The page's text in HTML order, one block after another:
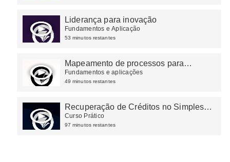
Liderança para inovação
Fundamentos e Aplicação
53 minutos restantes
Mapeamento de processos para
redução de custos
Fundamentos e aplicações
49 minutos restantes
Recuperação de Créditos no Simples
Nacional
Curso Prático
97 minutos restantes